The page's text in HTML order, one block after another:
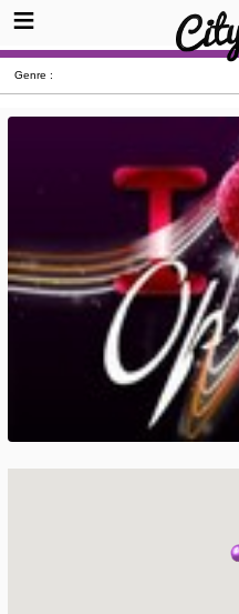
Genre :